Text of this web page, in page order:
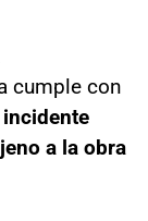
cumple con
a la obra